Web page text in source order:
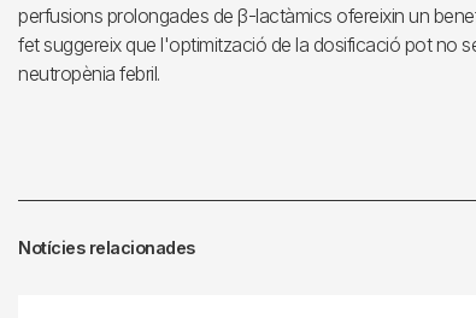
perfusions prolongades de β-lactàmics ofereixin un
fet suggereix que l'optimització de la dosificació pot no
neutropènia febril.
Notícies relacionades